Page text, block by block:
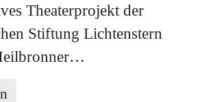
Theaterprojekt der
Stiftung Lichtenstern